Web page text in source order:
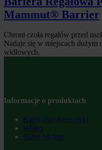
Mammut® Barrier
Chroni czoła regałów przed
Nadaje się w miejscach dużym
widłowych.
Informacje o produktach
Karty charakterystyki
Wideo
Sklep on-line